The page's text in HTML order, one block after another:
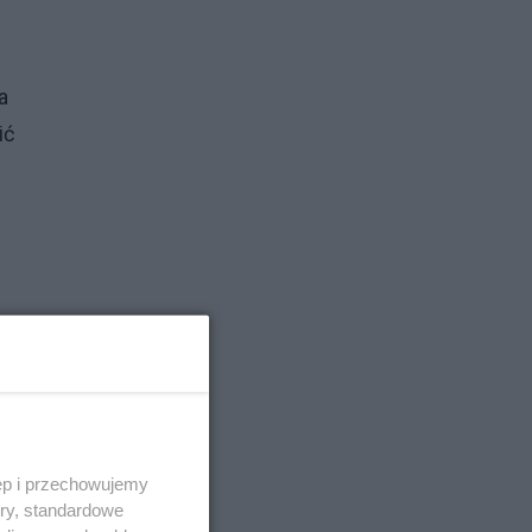
i przechowujemy
standardowe